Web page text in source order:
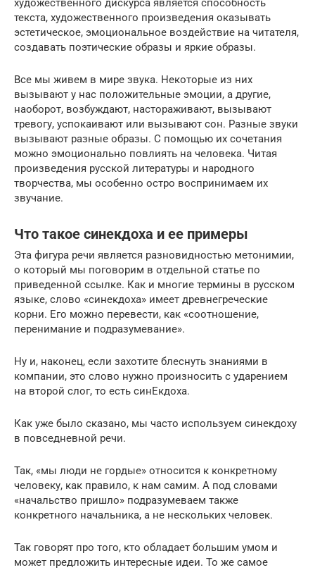
художественного дискурса является способность
текста, художественного произведения оказывать
эстетическое, эмоциональное воздействие на читателя,
создавать поэтические образы и яркие образы.
Все мы живем в мире звука. Некоторые из них
вызывают у нас положительные эмоции, а другие,
наоборот, возбуждают, настораживают, вызывают
тревогу, успокаивают или вызывают сон. Разные звуки
вызывают разные образы. С помощью их сочетания
можно эмоционально повлиять на человека. Читая
произведения русской литературы и народного
творчества, мы особенно остро воспринимаем их
звучание.
Что такое синекдоха и ее примеры
Эта фигура речи является разновидностью метонимии,
о который мы поговорим в отдельной статье по
приведенной ссылке. Как и многие термины в русском
языке, слово «синекдоха» имеет древнегреческие
корни. Его можно перевести, как «соотношение,
перенимание и подразумевание».
Ну и, наконец, если захотите блеснуть знаниями в
компании, это слово нужно произносить с ударением
на второй слог, то есть синЕкдоха.
Как уже было сказано, мы часто используем синекдоху
в повседневной речи.
Так, «мы люди не гордые» относится к конкретному
человеку, как правило, к нам самим. А под словами
«начальство пришло» подразумеваем также
конкретного начальника, а не нескольких человек.
Так говорят про того, кто обладает большим умом и
может предложить интересные идеи. То же самое